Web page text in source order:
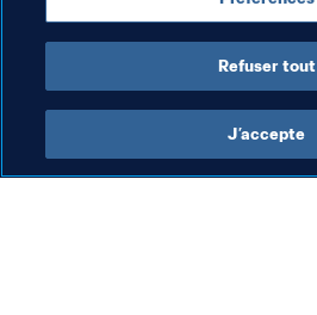
Canada CONMEBOL
Refuser tout
J’accepte